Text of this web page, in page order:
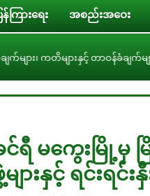
ကြားရေး အစည်းအဝေး
ျက်များစိစစ်ရေးကော်မတီနှင့်
မကွေးမြို့မှ မ
ားနှင့် ရင်းရင်